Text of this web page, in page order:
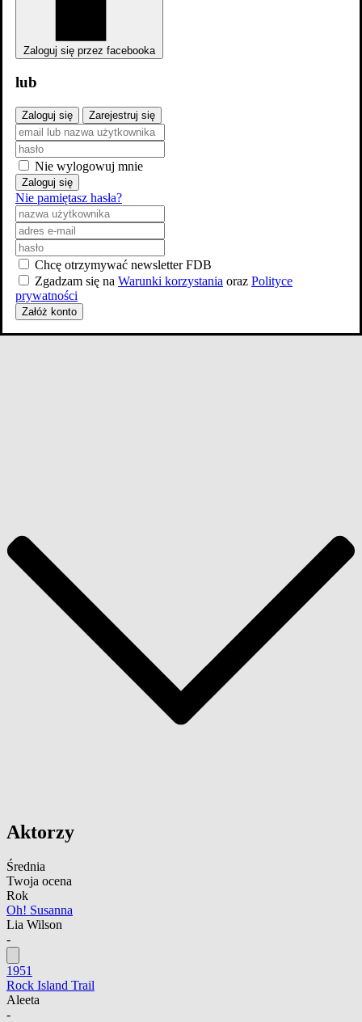
Aktorzy
Średnia
Twoja ocena
Rok
Oh! Susanna
Lia Wilson
-
1951
Rock Island Trail
Aleeta
-
Zaloguj się przez facebooka
lub
Zaloguj się Zarejestruj się
Nie wylogowuj mnie
Zaloguj się
Nie pamiętasz hasła?
Chcę otrzymywać newsletter FDB
Zgadzam się na Warunki korzystania oraz Polityce
prywatności
Załóż konto